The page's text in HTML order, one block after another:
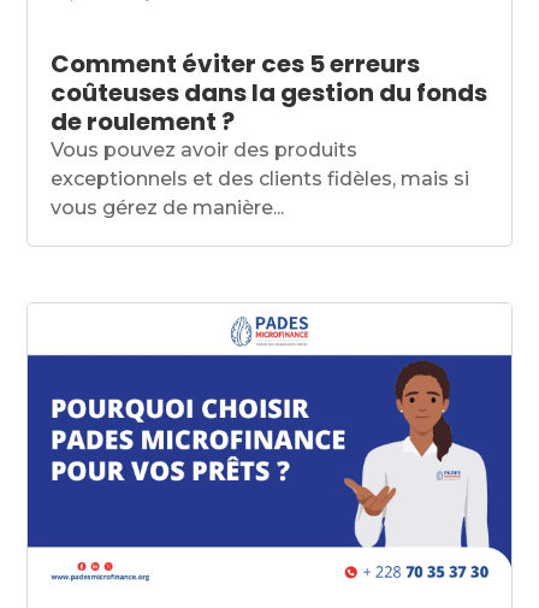
Comment éviter ces 5 erreurs
coûteuses dans la gestion du fonds
de roulement ?
Vous pouvez avoir des produits
exceptionnels et des clients fidèles, mais si
vous gérez de manière...